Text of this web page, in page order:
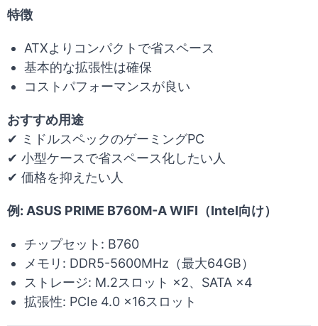
特徴
ATXよりコンパクトで省スペース
基本的な拡張性は確保
コストパフォーマンスが良い
おすすめ用途
✔ ミドルスペックのゲーミングPC
✔ 小型ケースで省スペース化したい人
✔ 価格を抑えたい人
例: ASUS PRIME B760M-A WIFI（Intel向け）
チップセット: B760
メモリ: DDR5-5600MHz（最大64GB）
ストレージ: M.2スロット ×2、SATA ×4
拡張性: PCIe 4.0 ×16スロット